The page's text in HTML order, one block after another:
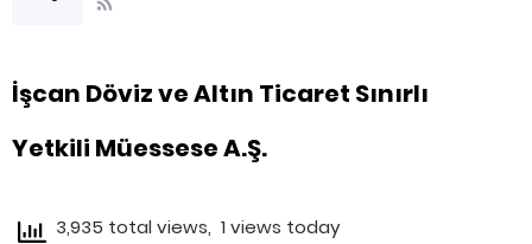
İşcan Döviz ve Altın Ticaret Sınırlı
Yetkili Müessese A.Ş.
3,935 total views, 1 views today